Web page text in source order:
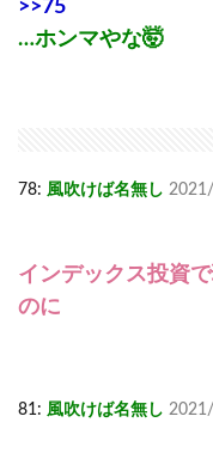
>>75
…ホンマやな🤯
78: 風吹けば名無し
インデックス投資
のに
81: 風吹けば名無し